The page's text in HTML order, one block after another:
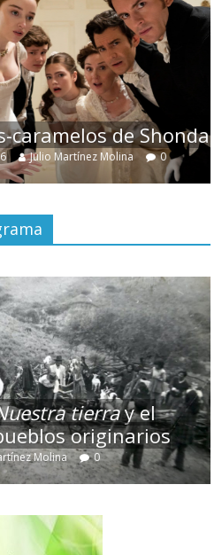
de Shondaland
Molina 0
tierray el
originarios
Molina 0